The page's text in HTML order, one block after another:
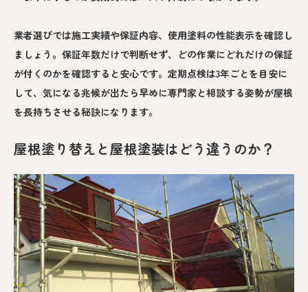
業者選びでは施工実績や保証内容、使用塗料の性能表示を確認し
ましょう。保証年数だけで判断せず、どの作業にどれだけの保証
が付くのかを確認すると安心です。定期点検は3年ごとを目安に
して、気になる兆候が出たら早めに専門家と相談する姿勢が屋根
を長持ちさせる秘訣になります。
屋根塗り替えと屋根塗装はどう違うのか？